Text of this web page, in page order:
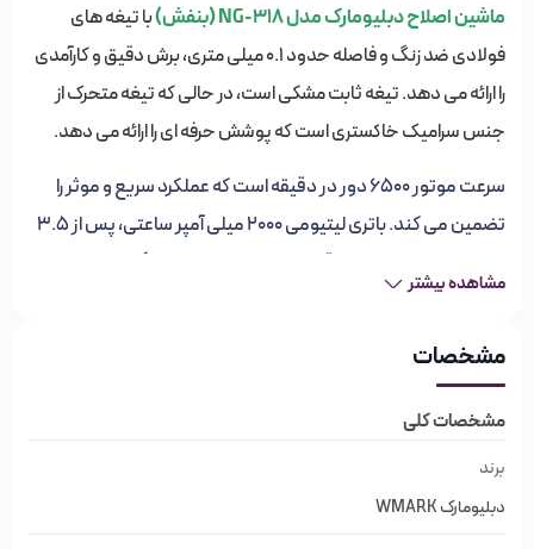
ماشین اصلاح دبلیومارک مدل NG-318 (بنفش)
با تیغه های
فولادی ضد زنگ و فاصله حدود 0.1 میلی متری، برش دقیق و کارآمدی
را ارائه می دهد. تیغه ثابت مشکی است، در حالی که تیغه متحرک از
جنس سرامیک خاکستری است که پوشش حرفه ای را ارائه می دهد.
سرعت موتور 6500 دور در دقیقه است که عملکرد سریع و موثر را
تضمین می کند. باتری لیتیومی 2000 میلی آمپر ساعتی، پس از 3.5
ساعت شارژ کامل، 240 دقیقه کار می کند. این دستگاه بی صدا
است، ایده آل برای سفر است و نیازی به سیم ندارد که استفاده از آن را
کاربردی و آسان می کند.
سیستم منبع تغذیه جریان الکتریکی با تبدیل خودکار ولتاژ است.
مشاهده بیشتر
مشخصات
مشخصات کلی
برند
دبلیومارک WMARK